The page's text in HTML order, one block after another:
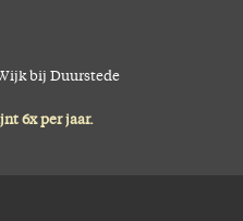
bij Duurstede
6x per jaar.